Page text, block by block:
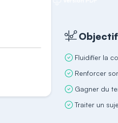
Fluidifier la
Renforcer
Gagner du
Traiter un